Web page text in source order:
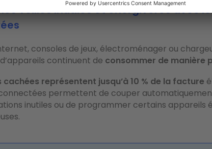
veilles inutiles et énergivores avec
consoles de jeux, électroménager ou
continuent de consommer de manière
cachées représentent jusqu’à 10 % de la facture
permettent de couper
inutiles ou de programmer certains appareils